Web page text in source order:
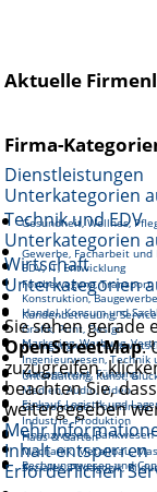
Aktuelle
Firma-
Dienstleistungen
Unterkategorien
Gesundheit, Wellnes,
Gewerbe, Facharbeit und
Fortbewegung, Transport
Kundenbetreuung,
Reinigung und
Unterhaltung, Kunst,
Gastronomie, Tourismus
Haus & Garten
Soziales, Pädagogik,
Technik und EDV
Unterkategorien
EDV, IT, Entwicklung
Konstruktion, Baugewerbe
Grafik, Print, Design
Ingenieurwesen, Technik
Medien, Audio, Video
Industrie, Produktion
Mechanik, Metallbau,
Wirtschaft
Unterkategorien
Handel, Konsum und
Marketing, Werbung,
Management, Führung
Einkauf, Logistik und
Finanzwesen,
Rechnungswesen und
Sie sehen gerade
OpenStreetMap.
zuzugreifen,
beachten Sie,
weitergegeben
Mehr
Inhalt entsperren
Erforderlichen